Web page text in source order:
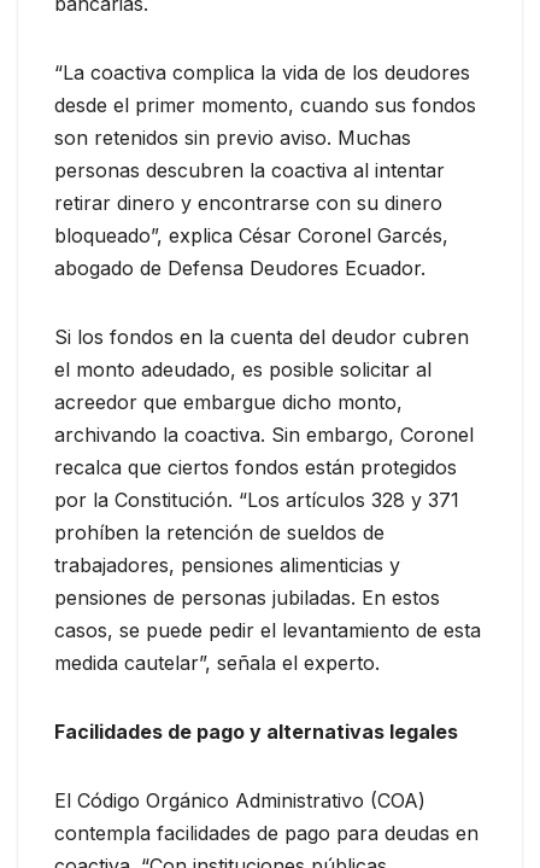
“La coactiva complica la vida de los deudores
desde el primer momento, cuando sus fondos
son retenidos sin previo aviso. Muchas
personas descubren la coactiva al intentar
retirar dinero y encontrarse con su dinero
bloqueado”, explica César Coronel Garcés,
abogado de Defensa Deudores Ecuador.
Si los fondos en la cuenta del deudor cubren
el monto adeudado, es posible solicitar al
acreedor que embargue dicho monto,
archivando la coactiva. Sin embargo, Coronel
recalca que ciertos fondos están protegidos
por la Constitución. “Los artículos 328 y 371
prohíben la retención de sueldos de
trabajadores, pensiones alimenticias y
pensiones de personas jubiladas. En estos
casos, se puede pedir el levantamiento de esta
medida cautelar”, señala el experto.
Facilidades de pago y alternativas legales
El Código Orgánico Administrativo (COA)
contempla facilidades de pago para deudas en